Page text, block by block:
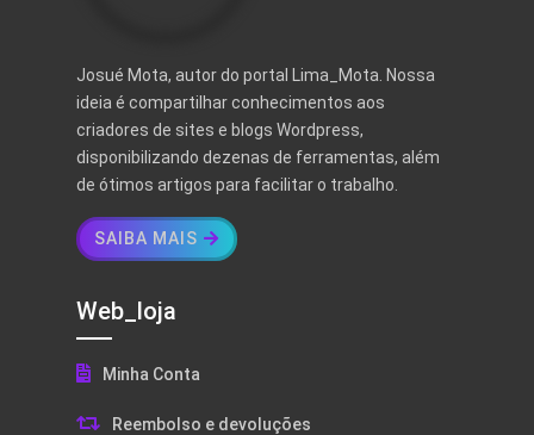
Josué Mota, autor do portal Lima_Mota. Nossa
ideia é compartilhar conhecimentos aos
criadores de sites e blogs Wordpress,
disponibilizando dezenas de ferramentas, além
de ótimos artigos para facilitar o trabalho.
SAIBA MAIS
Web_loja
Minha Conta
Reembolso e devoluções